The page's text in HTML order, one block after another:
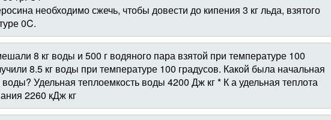
необходимо сжечь, чтобы довести до кипения 3 кг льда, взятого
0C.
8 кг воды и 500 г водяного пара взятой при температуре 100
8.5 кг воды при температуре 100 градусов. Какой была начальная
Удельная теплоемкость воды 4200 Дж кг * К а удельная теплота
2260 кДж кг